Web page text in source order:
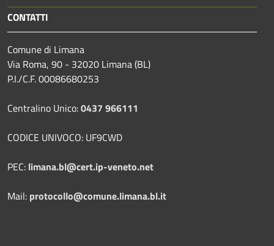
CONTATTI
Comune di Limana
Via Roma, 90 - 32020 Limana (BL)
P.I./C.F. 00086680253
Centralino Unico:0437 966111
CODICE UNIVOCO: UF9CWD
PEC: limana.bl@cert.ip-veneto.net
Mail: protocollo@comune.limana.bl.it